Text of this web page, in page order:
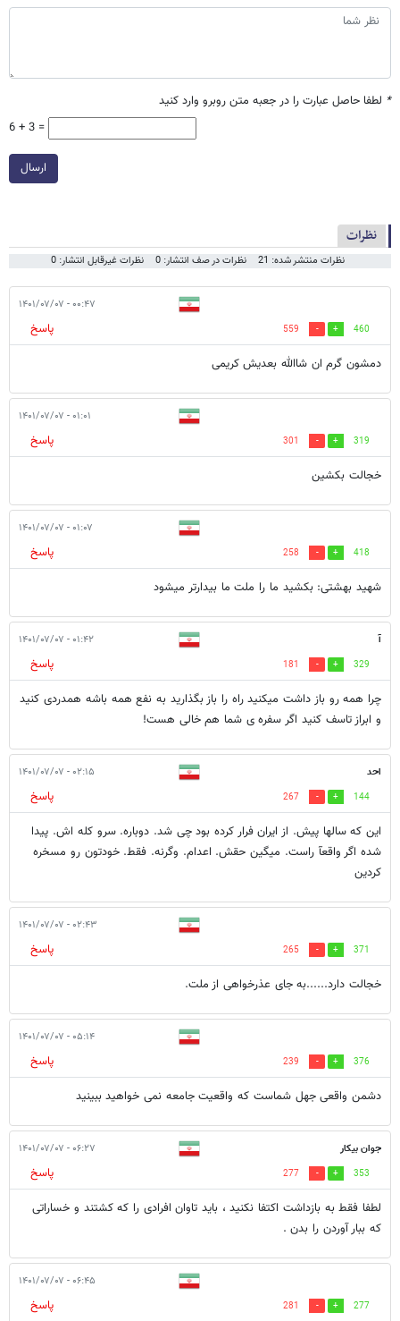
* لطفا حاصل عبارت را در جعبه متن روبرو وارد کنید
6 + 3 =
ارسال
نظرات
نظرات منتشر شده: 21 نظرات در صف انتشار: 0 نظرات غیرقابل انتشار: 0
۰۰:۴۷ - ۱۴۰۱/۰۷/۰۷
460
559
پاسخ
دمشون گرم ان شاالله بعدیش کریمی
۰۱:۰۱ - ۱۴۰۱/۰۷/۰۷
319
301
پاسخ
خجالت بکشین
۰۱:۰۷ - ۱۴۰۱/۰۷/۰۷
418
258
پاسخ
شهید بهشتی: بکشید ما را ملت ما بیدارتر میشود
آ ۰۱:۴۲ - ۱۴۰۱/۰۷/۰۷
329
181
پاسخ
چرا همه رو باز داشت میکنید راه را باز بگذارید به نفع همه باشه همدردی کنید
و ابراز تاسف کنید اگر سفره ی شما هم خالی هست!
احد ۰۲:۱۵ - ۱۴۰۱/۰۷/۰۷
144
267
پاسخ
این که سالها پیش. از ایران فرار کرده بود چی شد. دوباره. سرو کله اش. پیدا
شده اگر واقعآ راست. میگین حقش. اعدام. وگرنه. فقط. خودتون رو مسخره
کردین
۰۲:۴۳ - ۱۴۰۱/۰۷/۰۷
371
265
پاسخ
خجالت دارد......به جای عذرخواهی از ملت.
۰۵:۱۴ - ۱۴۰۱/۰۷/۰۷
376
239
پاسخ
دشمن واقعی جهل شماست که واقعیت جامعه نمی خواهید ببینید
جوان بیکار ۰۶:۲۷ - ۱۴۰۱/۰۷/۰۷
353
277
پاسخ
لطفا فقط به بازداشت اکتفا نکنید ، باید تاوان افرادی را که کشتند و خساراتی
که ببار آوردن را بدن .
۰۶:۴۵ - ۱۴۰۱/۰۷/۰۷
277
281 پاسخ